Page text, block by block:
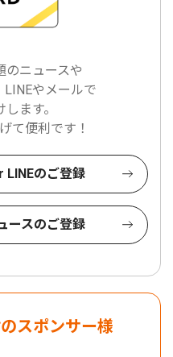
のニュースや
やメールで
ます。
て便利です！
LINEのご登録
ースのご登録
スポンサー様